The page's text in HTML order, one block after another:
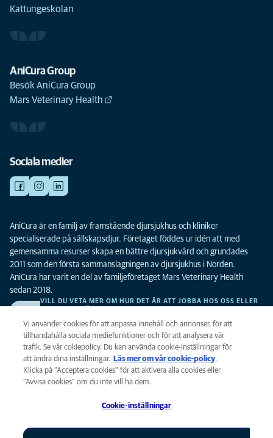
Kattungeskolan
AniCura Group
Besök AniCura Group
Mars Veterinary Health
Sociala medier
AniCura är en familj av framstående djursjukhus och kliniker
specialiserade på sällskapsdjur. Företaget föddes ur idén att med
gemensamma resurser skapa en bättre djursjukvård och grundades
2011 som den första sammanslagningen av djursjukhus i Norden.
AniCura har varit en del av familjeföretaget Mars Veterinary Health
sedan 2018.
VILL DU VETA MER OM HUR DET ÄR ATT JOBBA HOS OSS ELLER
Integritet
Legalt
Vi använder cookies för att anpassa innehåll och annonser, för att
tillhandahålla sociala mediefunktioner och för att analysera vår
trafik. Se vår cokiepolicy. Du kan använda cookie-inställningar för
att ändra dina inställningar.
Läs mer om vår cookie-policy(opens in a
new tab)
.
Klicka på ”Acceptera cookies” för att aktivera alla cookies eller
”Avvisa cookies” om du inte vill ha dem.
Cookie-inställningar